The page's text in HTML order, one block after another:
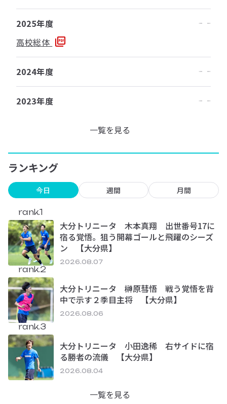
2025年度
高校総体
2024年度
2023年度
一覧を見る
ランキング
今日 週間 月間
rank.1
大分トリニータ 木本真翔 出世番号17に
宿る覚悟。狙う開幕ゴールと飛躍のシーズ
ン 【大分県】
2026.08.07
rank.2
大分トリニータ 榊原彗悟 戦う覚悟を背
中で示す２季目主将 【大分県】
2026.08.06
rank.3
大分トリニータ 小田逸稀 右サイドに宿
る勝者の流儀 【大分県】
2026.08.04
一覧を見る